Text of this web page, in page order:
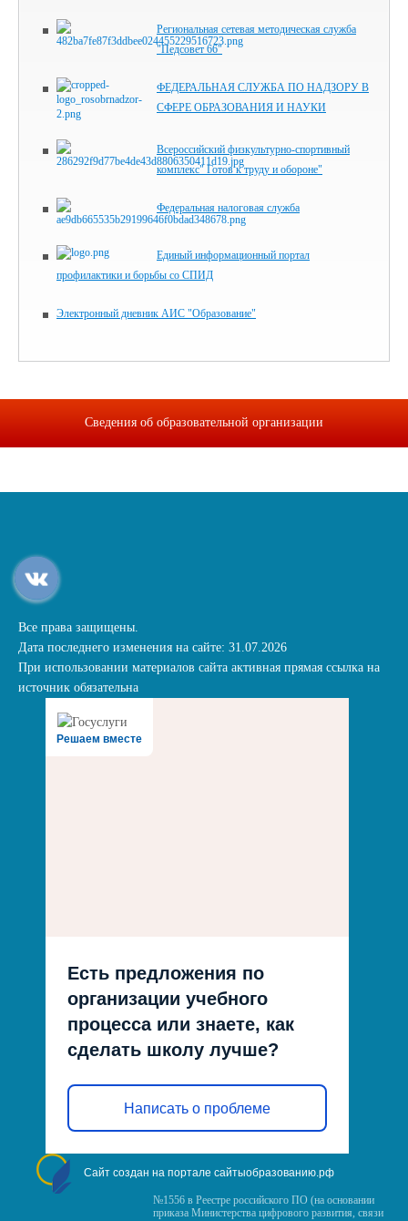
Региональная сетевая методическая служба
"Педсовет 66"
ФЕДЕРАЛЬНАЯ СЛУЖБА ПО НАДЗОРУ В
СФЕРЕ ОБРАЗОВАНИЯ И НАУКИ
Всероссийский физкультурно-спортивный
комплекс" Готов к труду и обороне"
Федеральная налоговая служба
Единый информационный портал
профилактики и борьбы со СПИД
Электронный дневник АИС "Образование"
Сведения об образовательной организации
Все права защищены.
Дата последнего изменения на сайте: 31.07.2026
При использовании материалов сайта активная прямая ссылка на
источник обязательна
Решаем вместе
Есть предложения по
организации учебного
процесса или знаете, как
сделать школу лучше?
Написать о проблеме
Сайт создан на портале сайтыобразованию.рф
№1556 в Реестре российского ПО (на основании
приказа Министерства цифрового развития, связи